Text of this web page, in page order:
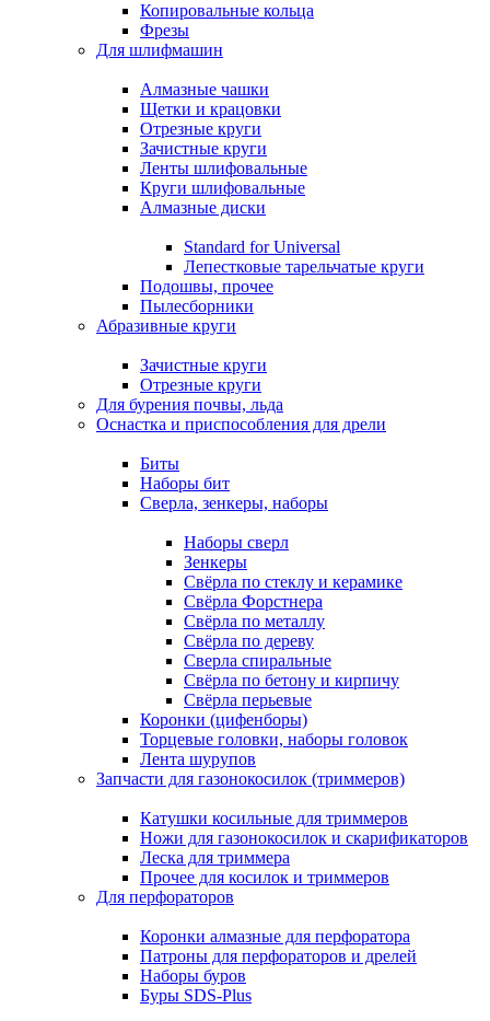
Копировальные кольца
Фрезы
Для шлифмашин
Алмазные чашки
Щетки и крацовки
Отрезные круги
Зачистные круги
Ленты шлифовальные
Круги шлифовальные
Алмазные диски
Standard for Universal
Лепестковые тарельчатые круги
Подошвы, прочее
Пылесборники
Абразивные круги
Зачистные круги
Отрезные круги
Для бурения почвы, льда
Оснастка и приспособления для дрели
Биты
Наборы бит
Сверла, зенкеры, наборы
Наборы сверл
Зенкеры
Свёрла по стеклу и керамике
Свёрла Форстнера
Свёрла по металлу
Свёрла по дереву
Сверла спиральные
Свёрла по бетону и кирпичу
Свёрла перьевые
Коронки (цифенборы)
Торцевые головки, наборы головок
Лента шурупов
Запчасти для газонокосилок (триммеров)
Катушки косильные для триммеров
Ножи для газонокосилок и скарификаторов
Леска для триммера
Прочее для косилок и триммеров
Для перфораторов
Коронки алмазные для перфоратора
Патроны для перфораторов и дрелей
Наборы буров
Буры SDS-Plus